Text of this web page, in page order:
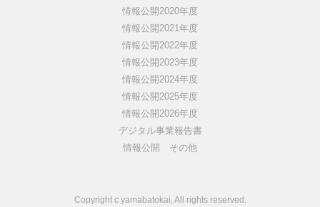
情報公開2020年度
情報公開2021年度
情報公開2022年度
情報公開2023年度
情報公開2024年度
情報公開2025年度
情報公開2026年度
デジタル事業報告書
情報公開 その他
Copyright c yamabatokai, All rights reserved.